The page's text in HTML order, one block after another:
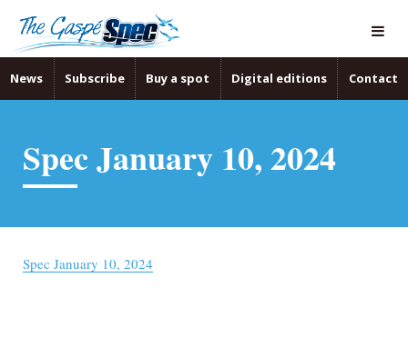
News Subscribe Buy a spot Digital editions Contact
Spec January 10, 2024
Spec January 10, 2024